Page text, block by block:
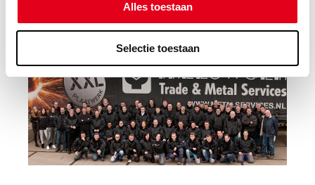
Alles toestaan
Selectie toestaan